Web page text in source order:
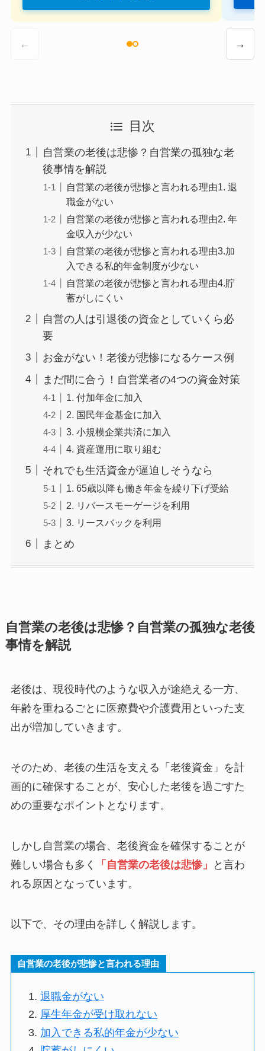
← →
目次
自営業の老後は悲惨？自営業の孤独な老
後事情を解説
自営業の老後が悲惨と言われる理由1. 退
職金がない
自営業の老後が悲惨と言われる理由2. 年
金収入が少ない
自営業の老後が悲惨と言われる理由3.加
入できる私的年金制度が少ない
自営業の老後が悲惨と言われる理由4.貯
蓄がしにくい
自営の人は引退後の資金としていくら必
要
お金がない！老後が悲惨になるケース例
まだ間に合う！自営業者の4つの資金対策
1. 付加年金に加入
2. 国民年金基金に加入
3. 小規模企業共済に加入
4. 資産運用に取り組む
それでも生活資金が逼迫しそうなら
1. 65歳以降も働き年金を繰り下げ受給
2. リバースモーゲージを利用
3. リースバックを利用
まとめ
自営業の老後は悲惨？自営業の孤独な老後
事情を解説
老後は、現役時代のような収入が途絶える一方、
年齢を重ねるごとに医療費や介護費用といった支
出が増加していきます。
そのため、老後の生活を支える「老後資金」を計
画的に確保することが、安心した老後を過ごすた
めの重要なポイントとなります。
しかし自営業の場合、老後資金を確保することが
難しい場合も多く
「自営業の老後は悲惨」
と言わ
れる原因となっています。
以下で、その理由を詳しく解説します。
自営業の老後が悲惨と言われる理由
退職金がない
厚生年金が受け取れない
加入できる私的年金が少ない